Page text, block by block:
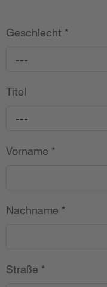
Geschlecht *
---
Titel
---
Vorname *
Nachname *
Straße *